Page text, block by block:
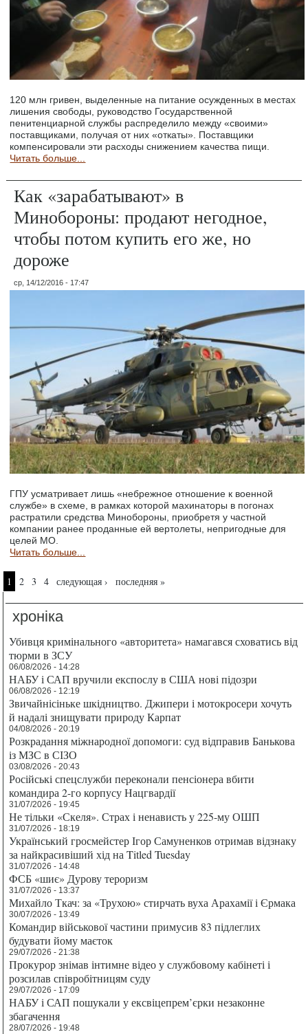
120 млн гривен, выделенные на питание осужденных в местах
лишения свободы, руководство Государственной
пенитенциарной службы распределило между «своими»
поставщиками, получая от них «откаты». Поставщики
компенсировали эти расходы снижением качества пищи.
Читать больше...
Как «зарабатывают» в
Минобороны: продают негодное,
чтобы потом купить его же, но
дороже
ср, 14/12/2016 - 17:47
ГПУ усматривает лишь «небрежное отношение к военной
службе» в схеме, в рамках которой махинаторы в погонах
растратили средства Минобороны, приобретя у частной
компании ранее проданные ей вертолеты, непригодные для
целей МО.
Читать больше...
Страницы
1 2 3 4 следующая › последняя »
хроніка
Убивця кримінального «авторитета» намагався сховатись від
тюрми в ЗСУ
06/08/2026 - 14:28
НАБУ і САП вручили експослу в США нові підозри
06/08/2026 - 12:19
Звичайнісіньке шкідництво. Джипери і мотокросери хочуть
й надалі знищувати природу Карпат
04/08/2026 - 20:19
Розкрадання міжнародної допомоги: суд відправив Банькова
із МЗС в СІЗО
03/08/2026 - 20:43
Російські спецслужби переконали пенсіонера вбити
командира 2-го корпусу Нацгвардії
31/07/2026 - 19:45
Не тільки «Скеля». Страх і ненависть у 225-му ОШП
31/07/2026 - 18:19
Український гросмейстер Ігор Самуненков отримав відзнаку
за найкрасивіший хід на Titled Tuesday
31/07/2026 - 14:48
ФСБ «шиє» Дурову тероризм
31/07/2026 - 13:37
Михайло Ткач: за «Трухою» стирчать вуха Арахамії і Єрмака
30/07/2026 - 13:49
Командир військової частини примусив 83 підлеглих
будувати йому маєток
29/07/2026 - 21:38
Прокурор знімав інтимне відео у службовому кабінеті і
розсилав співробітницям суду
29/07/2026 - 17:09
НАБУ і САП пошукали у ексвіцепрем’єрки незаконне
збагачення
28/07/2026 - 19:48